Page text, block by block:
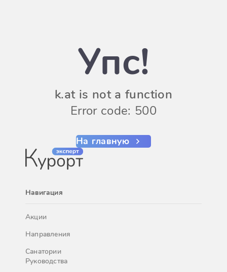
Упс!
k.at is not a function
Error code: 500
На главную
Навигация
Акции
Направления
Санатории
Руководства